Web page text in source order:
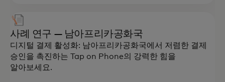
사례 연구 — 남아프리카공화국
디지털 결제 활성화: 남아프리카공화국에서 저렴한 결제
승인을 촉진하는 Tap on Phone의 강력한 힘을
알아보세요.